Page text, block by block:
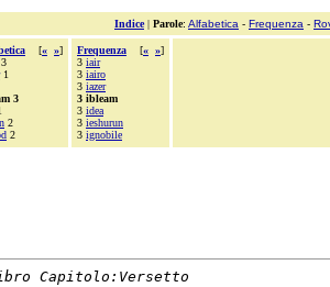
Indice| Parole: Alfabetica - Frequenza -
[« »]
1
3
2
2
Frequenza [« »]
3 iair
3 iairo
3 iazer
3 ibleam
3 idea
3 ieshurun
3 ignobile
Capitolo:Versetto